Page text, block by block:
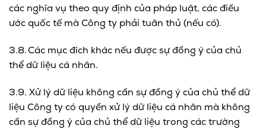
các nghĩa vụ theo quy định của pháp luật, các điều
ước quốc tế mà Công ty phải tuân thủ (nếu có).
3.8. Các mục đích khác nếu được sự đồng ý của chủ
thể dữ liệu cá nhân.
3.9. Xử lý dữ liệu không cần sự đồng ý của chủ thể dữ
liệu Công ty có quyền xử lý dữ liệu cá nhân mà không
cần sự đồng ý của chủ thể dữ liệu trong các trường